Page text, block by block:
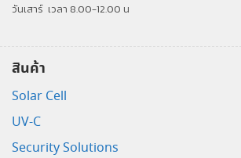
วันเสาร์ เวลา 8.00-12.00 น
สินค้า
Solar Cell
UV-C
Security Solutions